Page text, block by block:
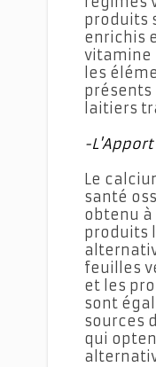
produits
enrichis
vitamine
les
présents
laitiers
-
Le
santé
obtenu à
produits
feuilles
et les
sont
sources
qui